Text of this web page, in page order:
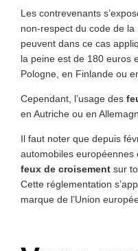
Les contrevenants
non-respect du code de la
peuvent dans ce cas
la peine est de 180 euros
Pologne, en Finlande ou
Cependant, l’usage des
en Autriche ou en
Il faut noter que depuis
automobiles européennes
feux de croisement sur
Cette réglementation
marque de l’Union